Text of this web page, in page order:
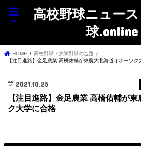
高校野球ニュー
球.online
menu
HOME
高校野球・大学野球の進路
【注目進路】金足農業 高橋佑輔が東農大北海道オホーツク
2021.10.25
【注目進路】金足農業 高橋佑輔が
ク大学に合格